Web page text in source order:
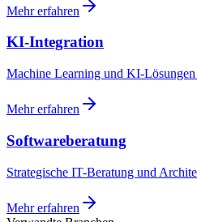
Mehr erfahren
KI-Integration
Machine Learning und KI-
Mehr erfahren
Softwareberatung
Strategische IT-Beratung und
Mehr erfahren